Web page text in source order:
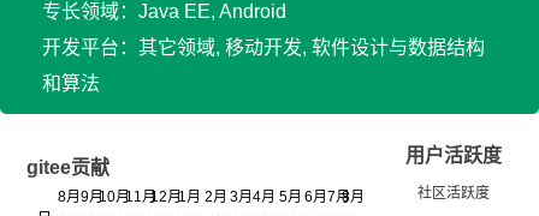
专长领域：Java EE, Android
开发平台：其它领域, 移动开发, 软件设计与数据结构
和算法
gitee贡献
用户活跃度